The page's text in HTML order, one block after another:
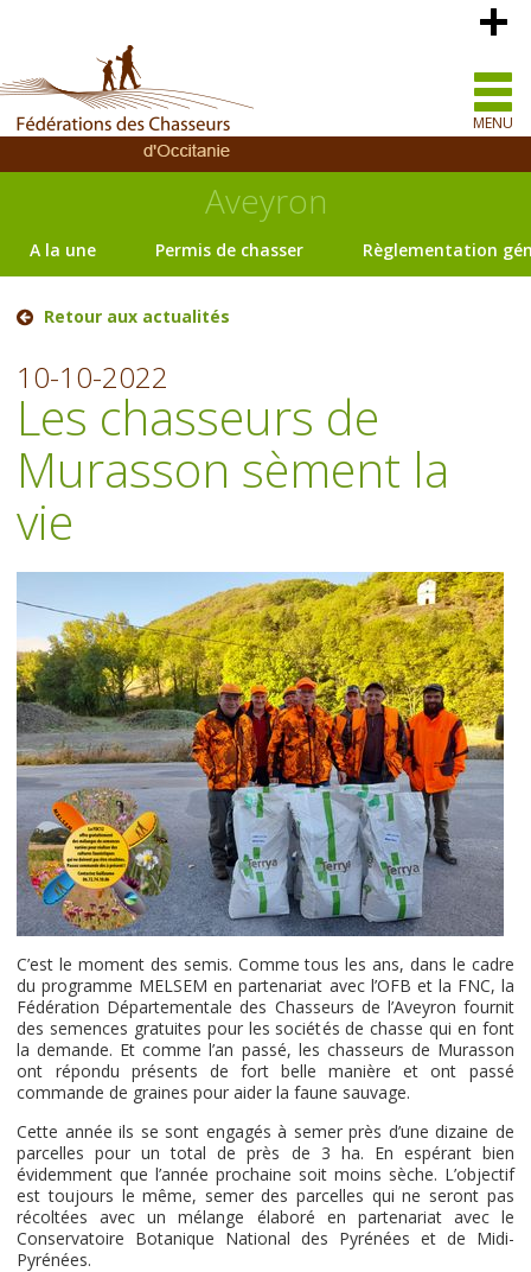
MENU
Aveyron
A la une Permis de chasser Règlementation
Retour aux actualités
10-10-2022
Les chasseurs de
Murasson sèment la
vie
C’est le moment des semis. Comme tous les ans, dans le cadre
du programme MELSEM en partenariat avec l’OFB et la FNC, la
Fédération Départementale des Chasseurs de l’Aveyron fournit
des semences gratuites pour les sociétés de chasse qui en font
la demande. Et comme l’an passé, les chasseurs de Murasson
ont répondu présents de fort belle manière et ont passé
commande de graines pour aider la faune sauvage.
Cette année ils se sont engagés à semer près d’une dizaine de
parcelles pour un total de près de 3 ha. En espérant bien
évidemment que l’année prochaine soit moins sèche. L’objectif
est toujours le même, semer des parcelles qui ne seront pas
récoltées avec un mélange élaboré en partenariat avec le
Conservatoire Botanique National des Pyrénées et de Midi-
Pyrénées.